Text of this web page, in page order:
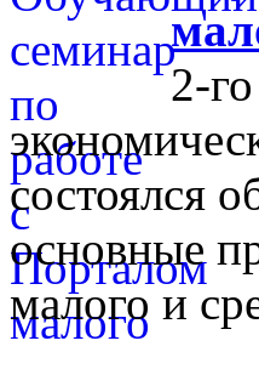
2-
состоялся
основные
малого и